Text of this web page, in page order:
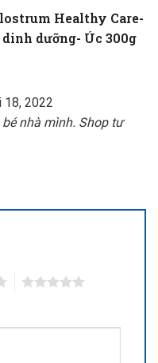
Healthy Care-
dưỡng- Úc 300g
18, 2022
nhà mình. Shop tư